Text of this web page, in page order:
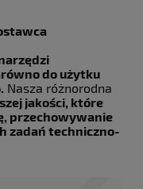
do użytku
Nasza różnorodna
jakości, które
przechowywanie
zadań techniczno-